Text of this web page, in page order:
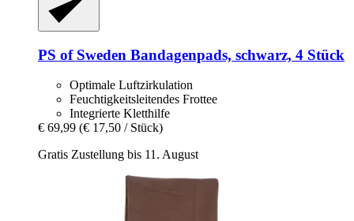
PS of Sweden Bandagenpads, schwarz, 4 Stück
Optimale Luftzirkulation
Feuchtigkeitsleitendes Frottee
Integrierte Kletthilfe
€ 69,99 (€ 17,50 / Stück)
Gratis Zustellung bis 11. August